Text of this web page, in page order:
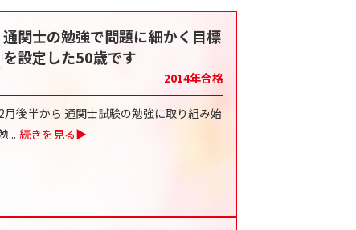
通関士の勉強で問題に細かく目標
を設定した50歳です
2014年合格
後半から 通関士試験の勉強に取り組み始
... 続きを見る▶